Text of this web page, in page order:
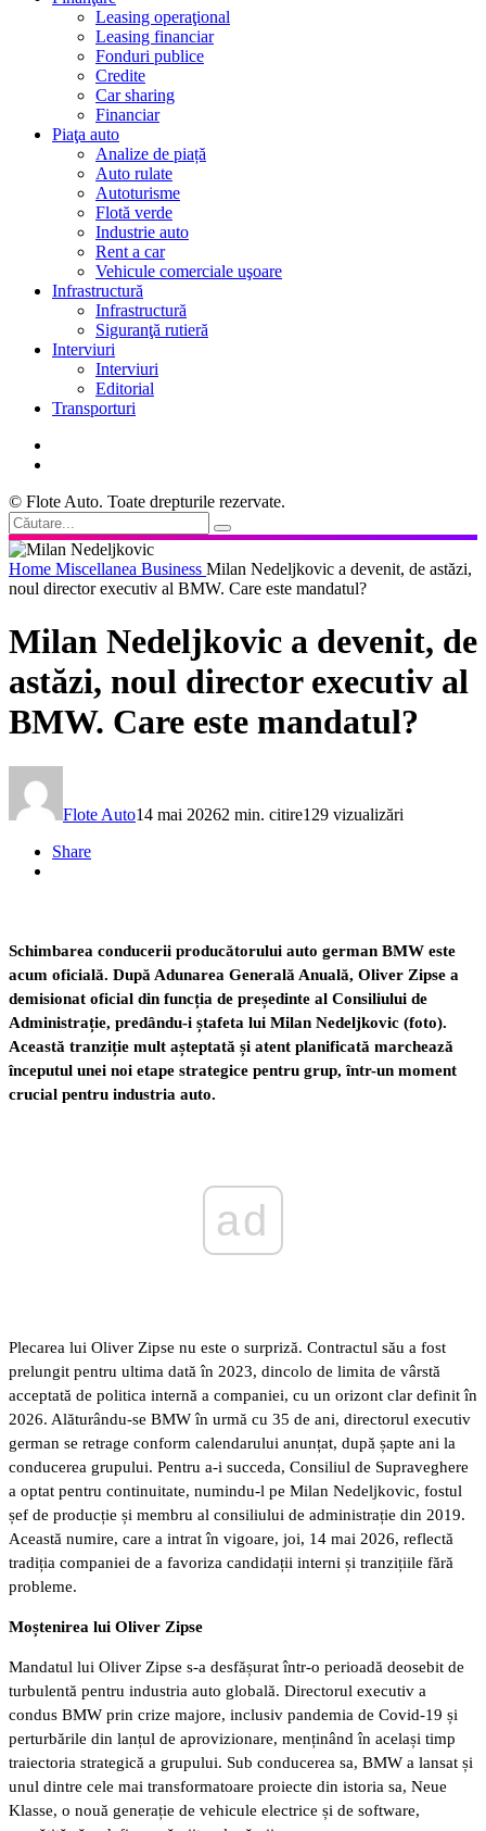
Leasing operaţional
Leasing financiar
Fonduri publice
Credite
Car sharing
Financiar
Piaţa auto
Analize de piață
Auto rulate
Autoturisme
Flotă verde
Industrie auto
Rent a car
Vehicule comerciale uşoare
Infrastructură
Infrastructură
Siguranţă rutieră
Interviuri
Interviuri
Editorial
Transporturi
© Flote Auto. Toate drepturile rezervate.
Home Miscellanea Business Milan Nedeljkovic a devenit, de astăzi,
noul director executiv al BMW. Care este mandatul?
Milan Nedeljkovic a devenit, de
astăzi, noul director executiv al
BMW. Care este mandatul?
Flote Auto14 mai 20262 min. citire129 vizualizări
Share
Schimbarea conducerii producătorului auto german BMW este
acum oficială. După Adunarea Generală Anuală, Oliver Zipse a
demisionat oficial din funcția de președinte al Consiliului de
Administrație, predându-i ștafeta lui Milan Nedeljkovic (foto).
Această tranziție mult așteptată și atent planificată marchează
începutul unei noi etape strategice pentru grup, într-un moment
crucial pentru industria auto.
ad
Plecarea lui Oliver Zipse nu este o surpriză. Contractul său a fost
prelungit pentru ultima dată în 2023, dincolo de limita de vârstă
acceptată de politica internă a companiei, cu un orizont clar definit în
2026. Alăturându-se BMW în urmă cu 35 de ani, directorul executiv
german se retrage conform calendarului anunțat, după șapte ani la
conducerea grupului. Pentru a-i succeda, Consiliul de Supraveghere
a optat pentru continuitate, numindu-l pe Milan Nedeljkovic, fostul
șef de producție și membru al consiliului de administrație din 2019.
Această numire, care a intrat în vigoare, joi, 14 mai 2026, reflectă
tradiția companiei de a favoriza candidații interni și tranzițiile fără
probleme.
Moștenirea lui Oliver Zipse
Mandatul lui Oliver Zipse s-a desfășurat într-o perioadă deosebit de
turbulentă pentru industria auto globală. Directorul executiv a
condus BMW prin crize majore, inclusiv pandemia de Covid-19 și
perturbările din lanțul de aprovizionare, menținând în același timp
traiectoria strategică a grupului. Sub conducerea sa, BMW a lansat și
unul dintre cele mai transformatoare proiecte din istoria sa, Neue
Klasse, o nouă generație de vehicule electrice și de software,